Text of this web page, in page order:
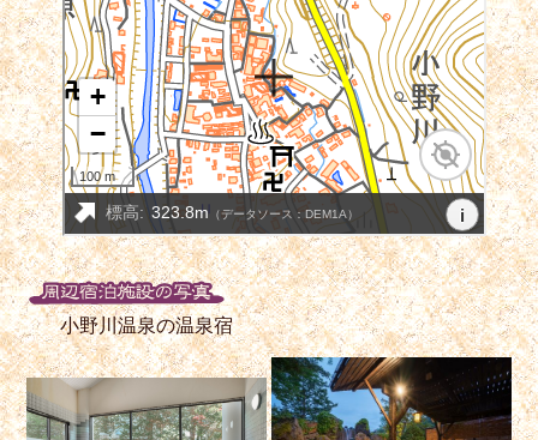
小野川温泉の温泉宿